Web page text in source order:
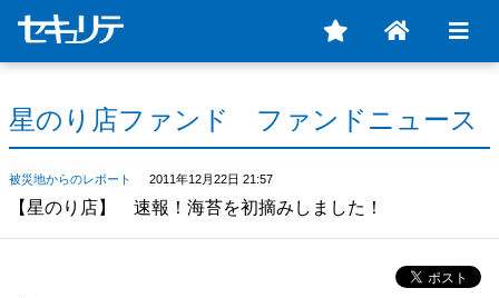
星のり店ファンド ファンドニュース
被災地からのレポート 2011年12月22日 21:57
【星のり店】 速報！海苔を初摘みしました！